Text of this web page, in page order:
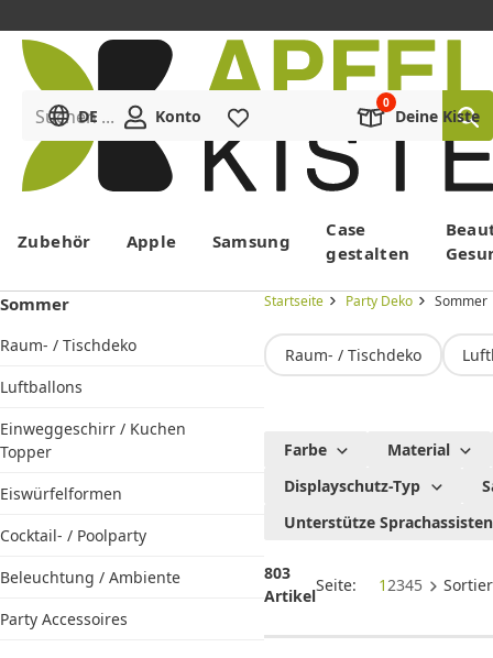
Menü
Suchen ...
DE Konto Deine Kiste
Zubehör Apple Samsung
Case
gestalten
Sommer
Raum- / Tischdeko
Luftballons
Einweggeschirr / Kuchen
Topper
Eiswürfelformen
Cocktail- / Poolparty
Beleuchtung / Ambiente
Party Accessoires
Startseite Party Deko Sommer
Raum- / Tischdeko
Party
Deko
für den
Sommer
Farbe
Material
Displayschutz-Typ
Unterstütze
803
Artikel
Seite: 12345